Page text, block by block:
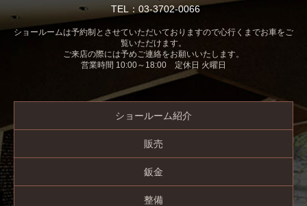
TEL：03-3702-0066
ショールームは予約制とさせていただいておりますので心行くまでお車をご
覧いただけます。
ご来店の際には予めご連絡をお願いいたします。
営業時間 10:00～18:00 定休日 火曜日
ショールーム紹介
販売
鈑金
整備